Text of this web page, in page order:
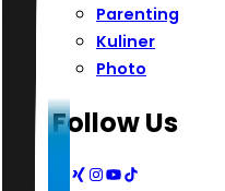
Parenting
Kuliner
Photo
Follow Us